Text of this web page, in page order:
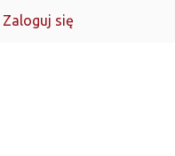
wielkość czcionki
wielkość czcionki
Zaloguj się